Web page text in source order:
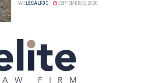
PAR LEGALRDC SEPTEMBRE 2, 2020